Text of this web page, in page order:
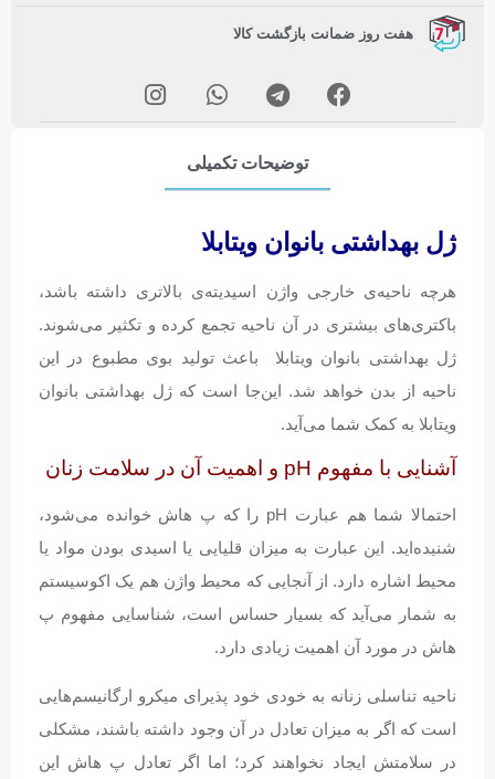
هفت روز ضمانت بازگشت کالا
توضیحات تکمیلی
ژل بهداشتی بانوان ویتابلا
هرچه ناحیه‌ی خارجی واژن اسیدیته‌ی بالاتری داشته باشد،
باکتری‌های بیشتری در آن ناحیه تجمع کرده و تکثیر می‌شوند.
ژل بهداشتی بانوان ویتابلا باعث تولید بوی مطبوع در این
ناحیه از بدن خواهد شد. این‌جا است که ژل بهداشتی بانوان
ویتابلا به کمک شما می‌آید.
آشنایی با مفهوم pH و اهمیت آن در سلامت زنان
احتمالا شما هم عبارت pH را که پ هاش خوانده می‌شود،
شنیده‌اید. این عبارت به میزان قلیایی یا اسیدی بودن مواد یا
محیط اشاره دارد. از آنجایی که محیط واژن هم یک اکوسیستم
به شمار می‌آید که بسیار حساس است، شناسایی مفهوم پ
هاش در مورد آن اهمیت زیادی دارد.
ناحیه تناسلی زنانه به خودی خود پذیرای میکرو ارگانیسم‌هایی
است که اگر به میزان تعادل در آن وجود داشته باشند، مشکلی
در سلامتش ایجاد نخواهند کرد؛ اما اگر تعادل پ هاش این